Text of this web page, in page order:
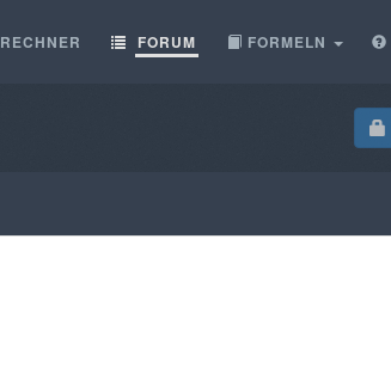
RECHNER FORUM FORMELN